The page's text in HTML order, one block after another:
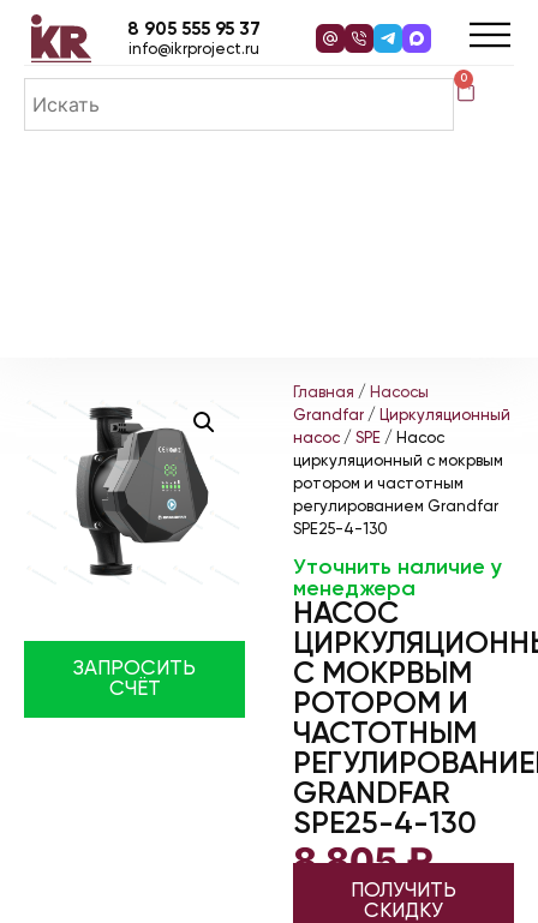
0
8 905 555 95 37
info@ikrproject.ru
ЗАПРОСИТЬ
СЧЁТ
Главная / Насосы
Grandfar / Циркуляционный
насос / SPE / Насос
циркуляционный с мокрвым
ротором и частотным
регулированием Grandfar
SPE25-4-130
Уточнить наличие у
менеджера
НАСОС
С МОКРВЫМ
РОТОРОМ И
ЧАСТОТНЫМ
GRANDFAR
SPE25-4-130
8 805₽
ПОЛУЧИТЬ
СКИДКУ